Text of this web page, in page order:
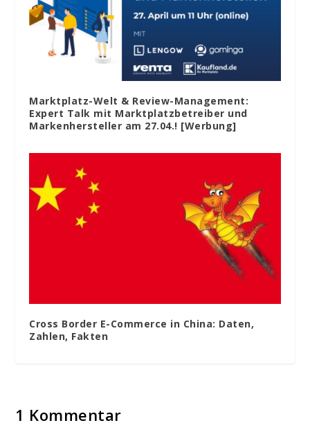
Marktplatz-Welt & Review-Management:
Expert Talk mit Marktplatzbetreiber und
Markenhersteller am 27.04.! [Werbung]
Cross Border E-Commerce in China: Daten,
Zahlen, Fakten
1 Kommentar